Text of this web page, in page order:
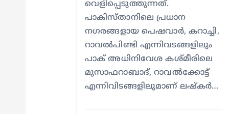
വെളിപ്പെടുത്തുന്നത്.
പാകിസ്താനിലെ പ്രധാന
നഗരങ്ങളായ പെഷവാർ, കറാച്ചി,
റാവൽപിണ്ടി എന്നിവടങ്ങളിലും
പാക് അധിനിവേശ കശ്മീരിലെ
മുസാഫറാബാദ്, റാവൽക്കോട്ട്
എന്നിവിടങ്ങളിലുമാണ് ലഷ്കർ…